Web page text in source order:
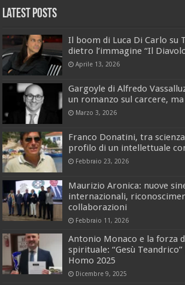
Latest Posts
Il boom di Luca Di Carlo su
dietro l’immagine “Il
Aprile 13, 2026
Gargoyle di Alfredo
un romanzo sul carcere, ma
Marzo 3, 2026
Franco Donatini, tra
profilo di un intellettuale
Febbraio 23, 2026
Maurizio Aronica: nuove
internazionali,
collaborazioni
Febbraio 11, 2026
Antonio Monaco e la forza
spirituale: “Gesù
Homo 2025
Dicembre 9, 2025